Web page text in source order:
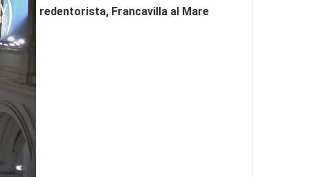
redentorista, Francavilla al Mare